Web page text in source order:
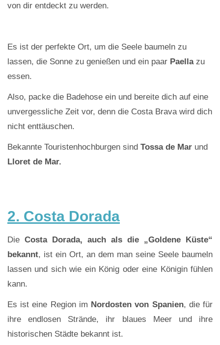
von dir entdeckt zu werden.
Es ist der perfekte Ort, um die Seele baumeln zu
lassen, die Sonne zu genießen und ein paar Paellazu
essen.
Also, packe die Badehose ein und bereite dich auf eine
unvergessliche Zeit vor, denn die Costa Brava wird dich
nicht enttäuschen.
Bekannte Touristenhochburgen sind Tossa de Mar und
Lloret de Mar.
2. Costa Dorada
Die Costa Dorada, auch als die „Goldene Küste“
bekannt, ist ein Ort, an dem man seine Seele baumeln
lassen und sich wie ein König oder eine Königin fühlen
kann.
Es ist eine Region im Nordosten von Spanien, die für
ihre endlosen Strände, ihr blaues Meer und ihre
historischen Städte bekannt ist.